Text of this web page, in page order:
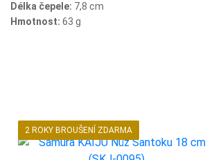
Délka čepele: 7,8 cm
Hmotnost: 63 ​g
2 ROKY BROUŠENÍ ZDARMA